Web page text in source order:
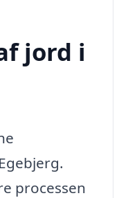
jord i
processen